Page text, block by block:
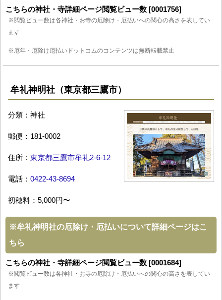
こちらの神社・寺詳細ページ閲覧ビュー数 [0001756]
※閲覧ビュー数は各神社・お寺の厄除け・厄払いへの関心の高さを表してい
ます
※厄年・厄除け厄払いドットコムのコンテンツは無断転載禁止
牟礼神明社（東京都三鷹市）
分類：神社
郵便：181-0002
住所： 東京都三鷹市牟礼2-6-12
電話： 0422-43-8694
初穂料：5,000円〜
※牟礼神明社の厄除け・厄払いについて詳細ページはこ
ちら
こちらの神社・寺詳細ページ閲覧ビュー数 [0001684]
※閲覧ビュー数は各神社・お寺の厄除け・厄払いへの関心の高さを表してい
ます